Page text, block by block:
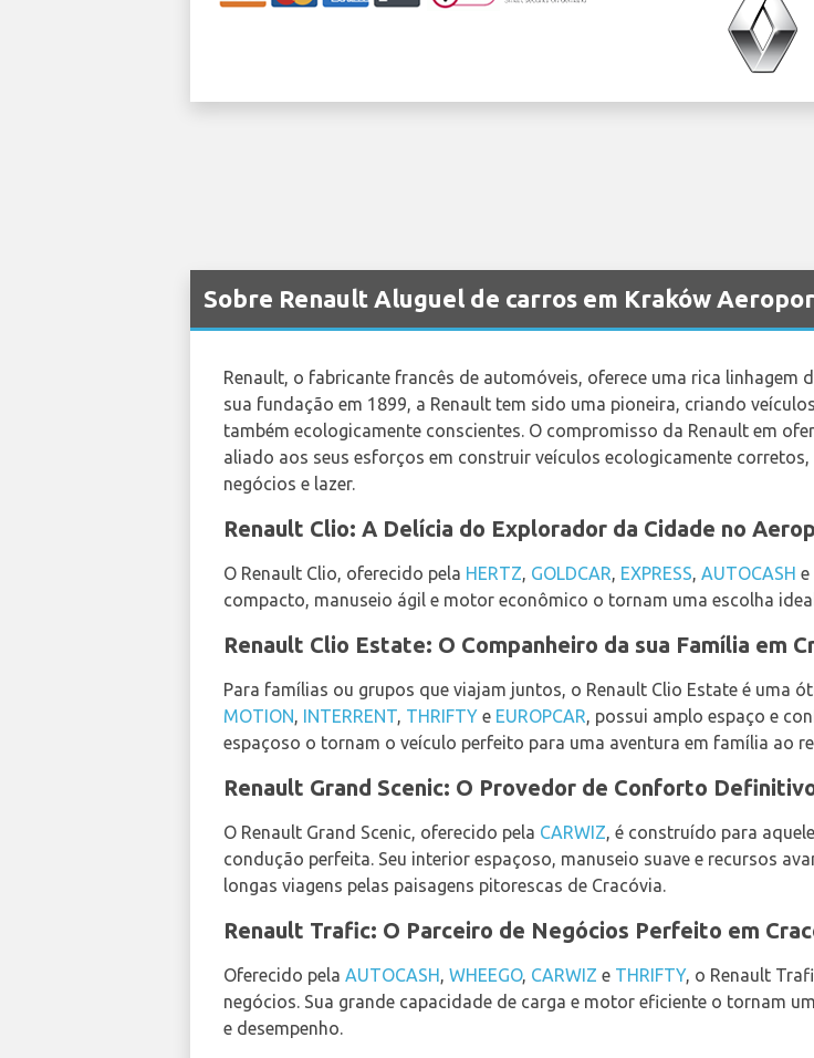
Sobre Renault Aluguel de carros em Kraków
Renault, o fabricante francês de automóveis, oferece uma rica linhagem
sua fundação em 1899, a Renault tem sido uma pioneira, criando
também ecologicamente conscientes. O compromisso da Renault em
aliado aos seus esforços em construir veículos ecologicamente
negócios e lazer.
Renault Clio: A Delícia do Explorador da Cidade no
O Renault Clio, oferecido pela HERTZ, GOLDCAR, EXPRESS, AUTOCASH e
compacto, manuseio ágil e motor econômico o tornam uma escolha
Renault Clio Estate: O Companheiro da sua Família em
Para famílias ou grupos que viajam juntos, o Renault Clio Estate é uma
MOTION, INTERRENT, THRIFTY e EUROPCAR, possui amplo espaço e
espaçoso o tornam o veículo perfeito para uma aventura em família ao
Renault Grand Scenic: O Provedor de Conforto
O Renault Grand Scenic, oferecido pela CARWIZ, é construído para
condução perfeita. Seu interior espaçoso, manuseio suave e recursos
longas viagens pelas paisagens pitorescas de Cracóvia.
Renault Trafic: O Parceiro de Negócios Perfeito em
Oferecido pela AUTOCASH, WHEEGO, CARWIZ e THRIFTY, o Renault
negócios. Sua grande capacidade de carga e motor eficiente o tornam
e desempenho.